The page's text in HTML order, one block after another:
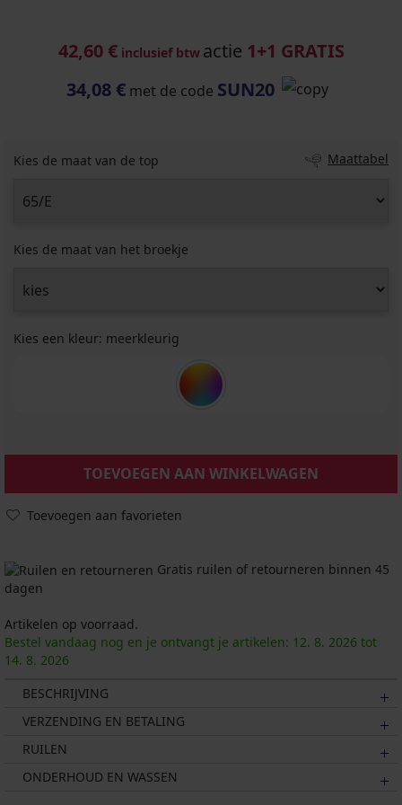
42,60 € inclusief btw actie 1+1 GRATIS
34,08 € met de code SUN20
Kies de maat van de top Maattabel
Kies de maat van het broekje
Kies een kleur: meerkleurig
TOEVOEGEN AAN WINKELWAGEN
Toevoegen aan favorieten
Gratis ruilen of retourneren binnen 45
dagen
Artikelen op voorraad.
Bestel vandaag nog en je ontvangt je artikelen: 12. 8. 2026 tot
14. 8. 2026
BESCHRIJVING
VERZENDING EN BETALING
RUILEN
ONDERHOUD EN WASSEN